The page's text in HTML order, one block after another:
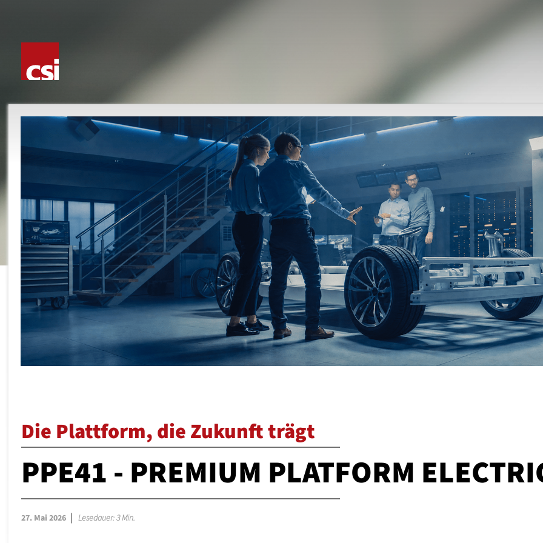
Die Plattform, die Zukunft trägt
PPE41 - PREMIUM PLATFORM
27. Mai 2026 Lesedauer: 3 Min.